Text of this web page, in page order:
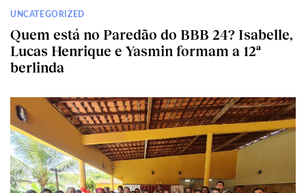
UNCATEGORIZED
Quem está no Paredão do BBB 24? Isabelle,
Lucas Henrique e Yasmin formam a 12ª
berlinda